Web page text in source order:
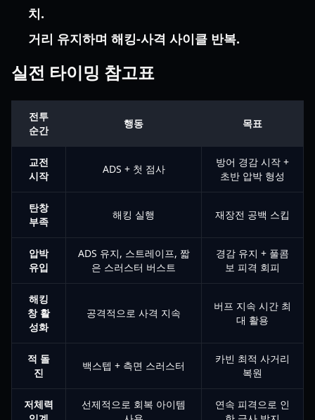
치.
거리 유지하며 해킹-사격 사이클 반복.
실전 타이밍 참고표
전투
순간
행동 목표
교전
시작
ADS + 첫 점사
방어 경감 시작 +
초반 압박 형성
탄창
부족
해킹 실행 재장전 공백 스킵
압박
유입
ADS 유지, 스트레이프, 짧
은 스러스터 버스트
경감 유지 + 풀콤
보 피격 회피
해킹
창 활
성화
공격적으로 사격 지속
버프 지속 시간 최
대 활용
적 돌
진
백스텝 + 측면 스러스터
카빈 최적 사거리
복원
저체력
선제적으로 회복 아이템
연속 피격으로 인